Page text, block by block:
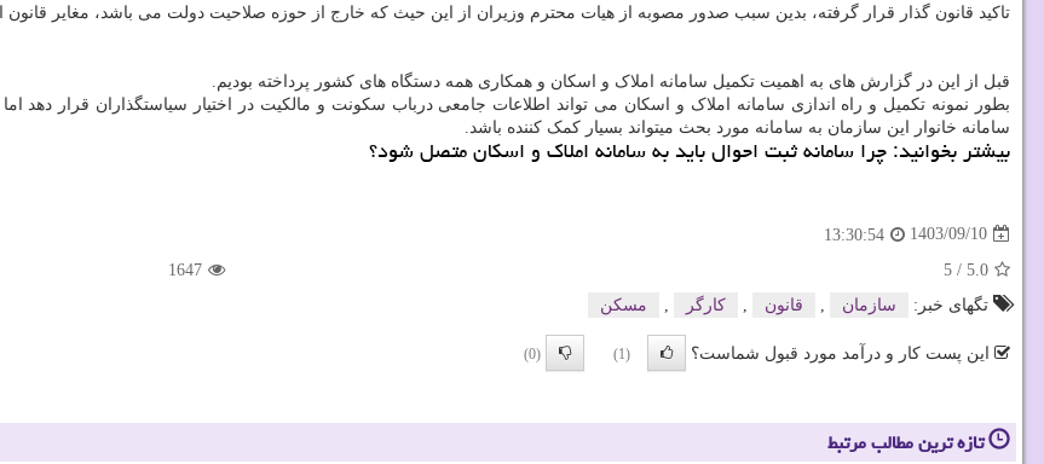
تاکید قانون گذار قرار گرفته، بدین سبب صدور مصوبه از هیات محترم وزیران از این حیث که خارج از حوزه صلاحیت دولت می باشد، مغایر
قبل از این در گزارش های به اهمیت تکمیل سامانه املاک و اسکان و همکاری همه دستگاه های کشور پرداخته بودیم.
بطور نمونه تکمیل و راه ­اندازی سامانه املاک و اسکان می­ تواند اطلاعات جامعی درباب سکونت و مالکیت در اختیار سیاست­گذاران قرار دهد
سامانه خانوار این سازمان به سامانه مورد بحث می­تواند بسیار کمک­ کننده باشد.
بیشتر بخوانید: چرا سامانه ثبت احوال باید به سامانه املاک و اسکان متصل شود؟
1403/09/10
13:30:54
5.0
/
5
1647
تگهای خبر:
سازمان , قانون , كارگر , مسكن
این پست کار و درآمد مورد قبول شماست؟ (1)
(0)
تازه ترین مطالب مرتبط